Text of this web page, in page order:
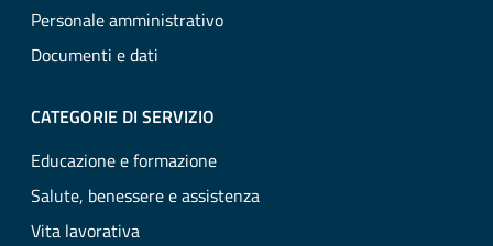
Personale amministrativo
Documenti e dati
CATEGORIE DI SERVIZIO
Educazione e formazione
Salute, benessere e assistenza
Vita lavorativa